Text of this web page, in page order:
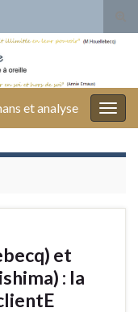
et analyse
et
: la